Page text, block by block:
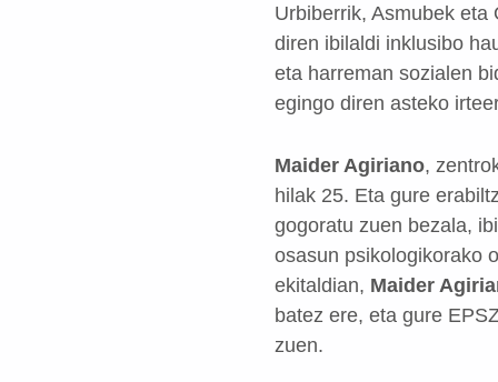
Urbiberrik, Asmubek eta
diren ibilaldi inklusibo
eta harreman sozialen
egingo diren asteko
Maider Agiriano,
hilak 25. Eta gure
gogoratu zuen bezala,
osasun psikologikorako
ekitaldian, Maider
batez ere, eta gure
zuen.